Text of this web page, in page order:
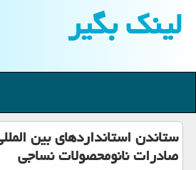
لینك بگیر
ستاندن استانداردهای بین
صادرات نانومحصولات نساجی